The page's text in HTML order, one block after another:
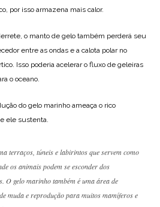
por isso armazena mais calor.
o manto de gelo também perderá seu
entre as ondas e a calota polar no
Isso poderia acelerar o fluxo de geleiras
o oceano.
do gelo marinho ameaça o rico
ele sustenta.
terraços, túneis e labirintos que servem como
os animais podem se esconder dos
O gelo marinho também é uma área de
muda e reprodução para muitos mamíferos e